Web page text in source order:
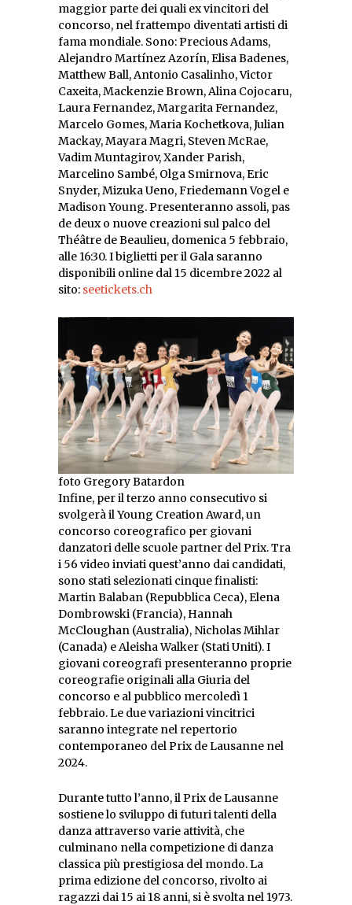
maggior parte dei quali ex vincitori del
concorso, nel frattempo diventati artisti di
fama mondiale. Sono: Precious Adams,
Alejandro Martínez Azorín, Elisa Badenes,
Matthew Ball, Antonio Casalinho, Victor
Caxeita, Mackenzie Brown, Alina Cojocaru,
Laura Fernandez, Margarita Fernandez,
Marcelo Gomes, Maria Kochetkova, Julian
Mackay, Mayara Magri, Steven McRae,
Vadim Muntagirov, Xander Parish,
Marcelino Sambé, Olga Smirnova, Eric
Snyder, Mizuka Ueno, Friedemann Vogel e
Madison Young. Presenteranno assoli, pas
de deux o nuove creazioni sul palco del
Théâtre de Beaulieu, domenica 5 febbraio,
alle 16:30. I biglietti per il Gala saranno
disponibili online dal 15 dicembre 2022 al
sito: seetickets.ch
foto Gregory Batardon
Infine, per il terzo anno consecutivo si
svolgerà il Young Creation Award, un
concorso coreografico per giovani
danzatori delle scuole partner del Prix. Tra
i 56 video inviati quest’anno dai candidati,
sono stati selezionati cinque finalisti:
Martin Balaban (Repubblica Ceca), Elena
Dombrowski (Francia), Hannah
McCloughan (Australia), Nicholas Mihlar
(Canada) e Aleisha Walker (Stati Uniti). I
giovani coreografi presenteranno proprie
coreografie originali alla Giuria del
concorso e al pubblico mercoledì 1
febbraio. Le due variazioni vincitrici
saranno integrate nel repertorio
contemporaneo del Prix de Lausanne nel
2024.
Durante tutto l’anno, il Prix de Lausanne
sostiene lo sviluppo di futuri talenti della
danza attraverso varie attività, che
culminano nella competizione di danza
classica più prestigiosa del mondo. La
prima edizione del concorso, rivolto ai
ragazzi dai 15 ai 18 anni, si è svolta nel 1973.